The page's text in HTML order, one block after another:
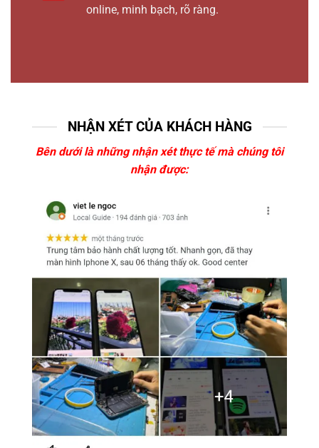
online, minh bạch, rõ ràng.
NHẬN XÉT CỦA KHÁCH HÀNG
Bên dưới là những nhận xét thực tế mà chúng tôi
nhận được: